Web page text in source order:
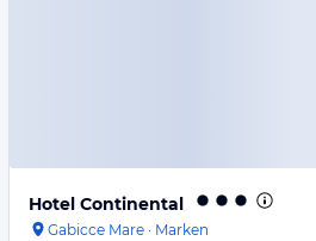
Hotel Continental
Gabicce Mare · Marken